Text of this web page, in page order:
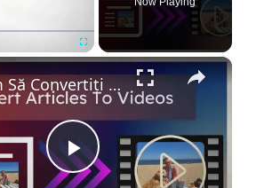
Fullscreen ×
Play
Cum Să Convertiți Un Articol Într -Un Videoclip Gratuit Online?